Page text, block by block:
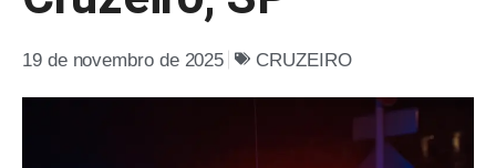
19 de novembro de 2025 CRUZEIRO